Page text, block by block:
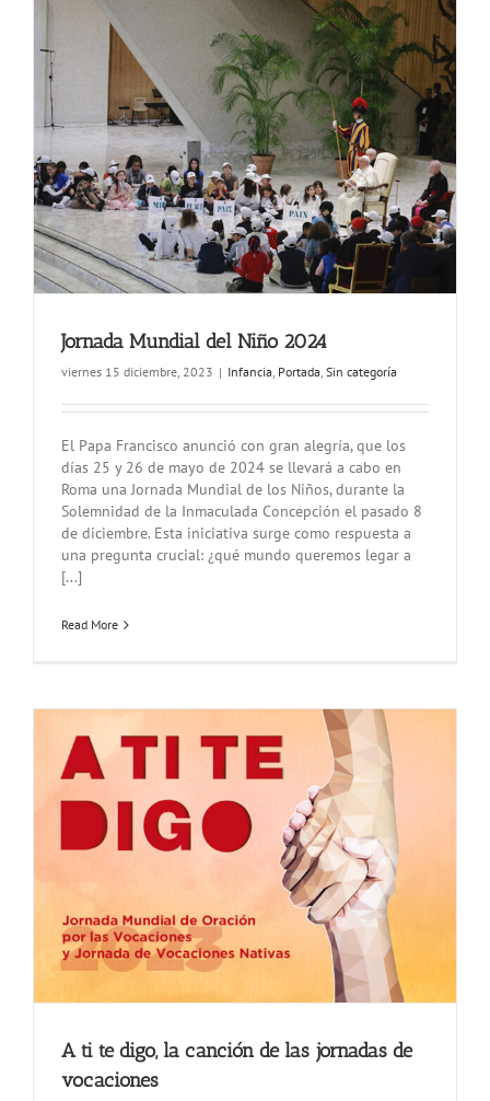
Jornada Mundial del Niño 2024
viernes 15 diciembre, 2023 | Infancia, Portada, Sin categoría
El Papa Francisco anunció con gran alegría, que los
días 25 y 26 de mayo de 2024 se llevará a cabo en
Roma una Jornada Mundial de los Niños, durante la
Solemnidad de la Inmaculada Concepción el pasado 8
de diciembre. Esta iniciativa surge como respuesta a
una pregunta crucial: ¿qué mundo queremos legar a
[...]
Read More
A ti te digo, la canción de las jornadas de
vocaciones